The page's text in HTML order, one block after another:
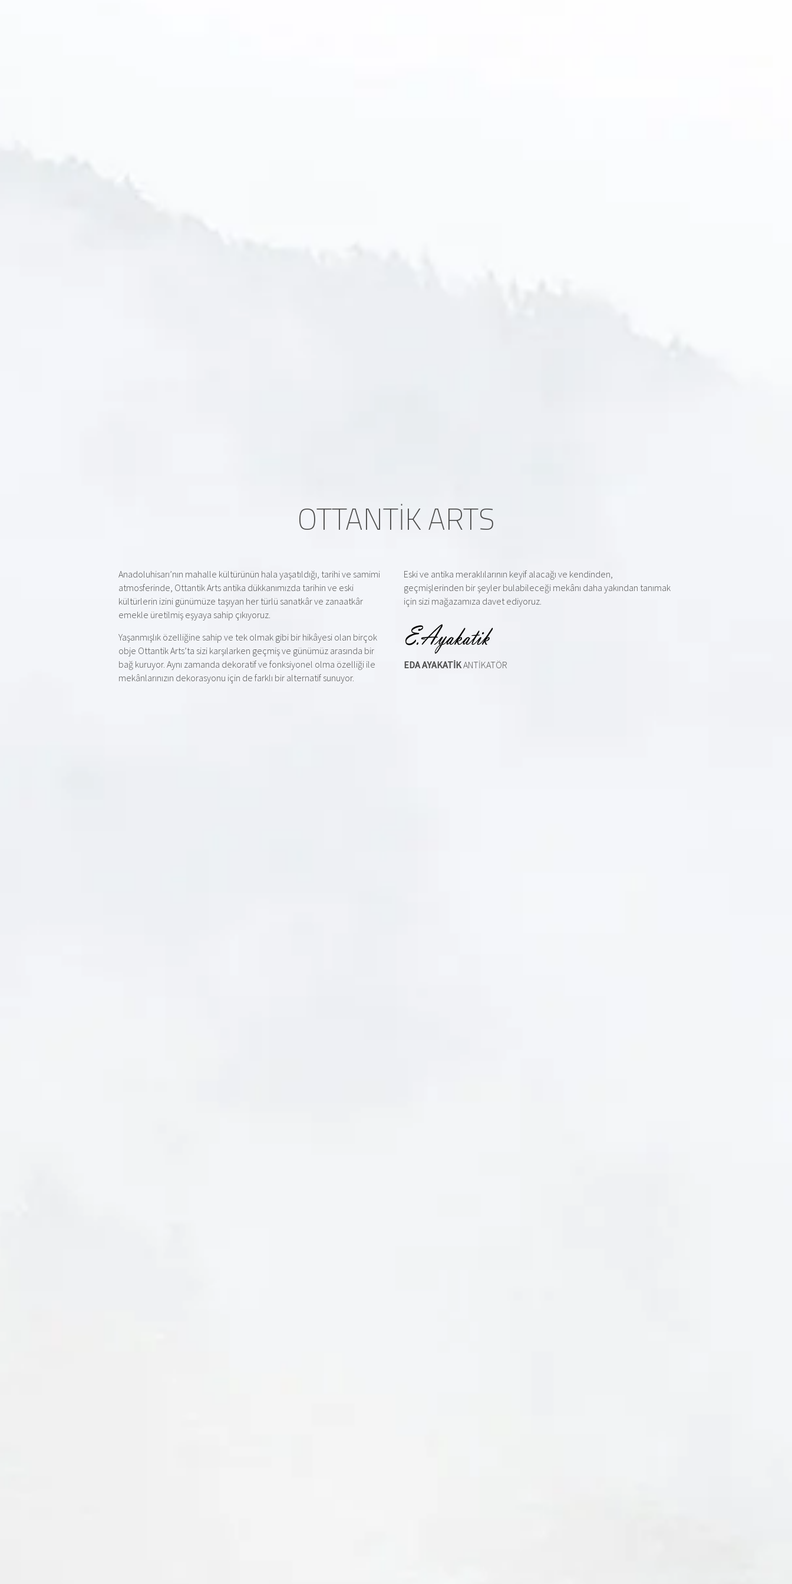
OTTANTİK ARTS
Anadoluhisarı’nın mahalle kültürünün hala yaşatıldığı, tarihi ve samimi
atmosferinde, Ottantik Arts antika dükkanımızda tarihin ve eski
kültürlerin izini günümüze taşıyan her türlü sanatkâr ve zanaatkâr
emekle üretilmiş eşyaya sahip çıkıyoruz.
Yaşanmışlık özelliğine sahip ve tek olmak gibi bir hikâyesi olan birçok
obje Ottantik Arts’ta sizi karşılarken geçmiş ve günümüz arasında bir
bağ kuruyor. Aynı zamanda dekoratif ve fonksiyonel olma özelliği ile
mekânlarınızın dekorasyonu için de farklı bir alternatif sunuyor.
Eski ve antika meraklılarının keyif alacağı ve kendinden,
geçmişlerinden bir şeyler bulabileceği mekânı daha yakından tanımak
için sizi mağazamıza davet ediyoruz.
EDA AYAKATİKANTİKATÖR